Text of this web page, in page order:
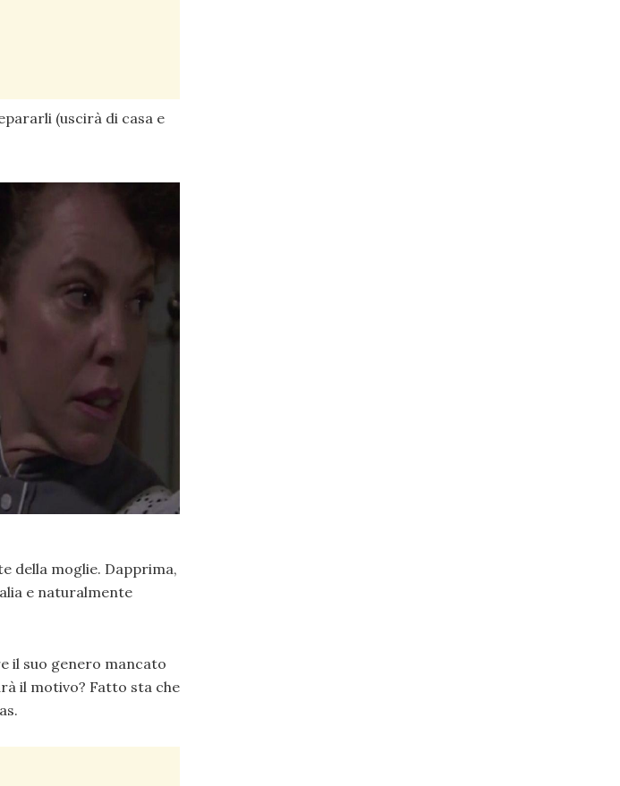
(uscirà di casa e
della moglie. Dapprima,
e naturalmente
il suo genero mancato
il motivo? Fatto sta che